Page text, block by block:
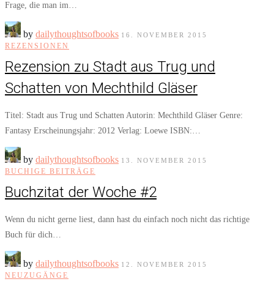
Frage, die man im…
by dailythoughtsofbooks 16. NOVEMBER 2015
REZENSIONEN
Rezension zu Stadt aus Trug und
Schatten von Mechthild Gläser
Titel: Stadt aus Trug und Schatten Autorin: Mechthild Gläser Genre:
Fantasy Erscheinungsjahr: 2012 Verlag: Loewe ISBN:…
by dailythoughtsofbooks 13. NOVEMBER 2015
BUCHIGE BEITRÄGE
Buchzitat der Woche #2
Wenn du nicht gerne liest, dann hast du einfach noch nicht das richtige
Buch für dich…
by dailythoughtsofbooks 12. NOVEMBER 2015
NEUZUGÄNGE